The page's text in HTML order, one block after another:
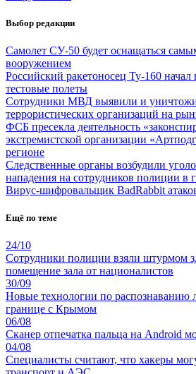
Выбор редакции
Самолет СУ-50 будет оснащаться
вооружением
Российский ракетоносец Ту-160
тестовые полеты
Сотрудники МВД выявили и
террористических организаций на
ФСБ пресекла деятельность
экстремистской организации
регионе
Следственные органы возбудили
нападения на сотрудников полиции в
Вирус-шифровальщик BadRabbit
Ещё по теме
24/10
Сотрудники полиции взяли штурмом
помещение зала от националистов
30/09
Новые технологии по распознаванию
границе с Крымом
06/08
Сканер отпечатка пальца на Android
04/08
Специалисты считают, что хакеры